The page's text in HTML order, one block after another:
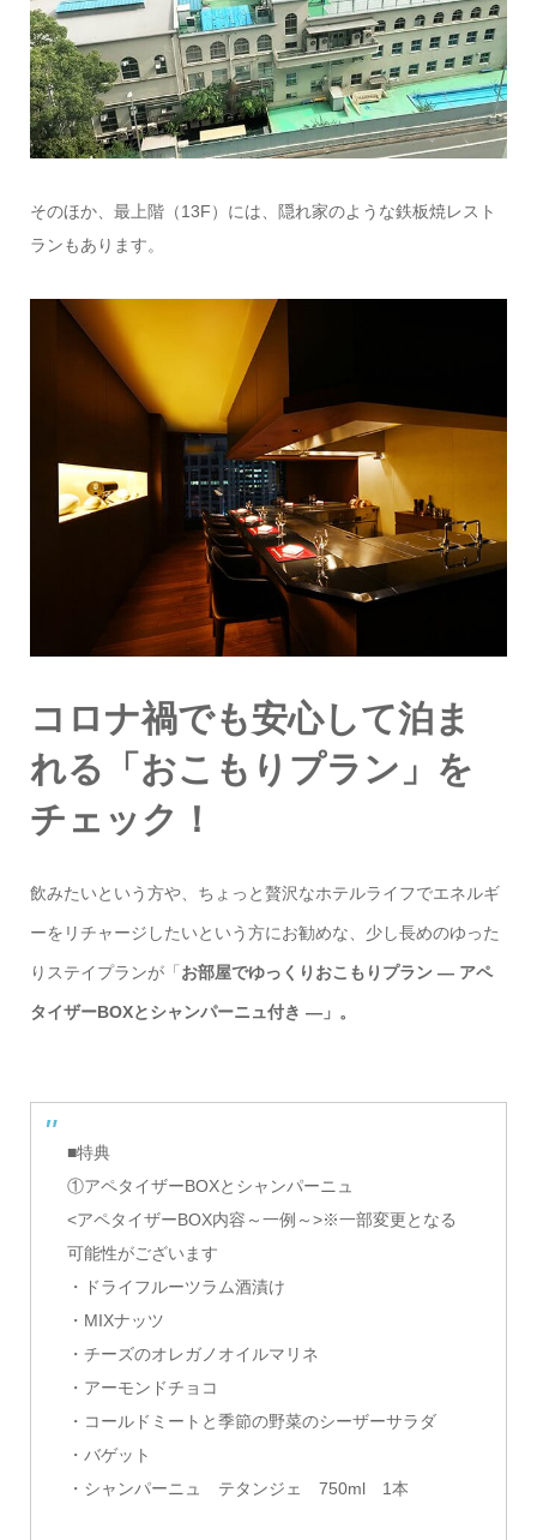
そのほか、最上階（13F）には、隠れ家のような鉄板焼レスト
ランもあります。
コロナ禍でも安心して泊ま
れる「おこもりプラン」を
チェック！
飲みたいという方や、ちょっと贅沢なホテルライフでエネルギ
ーをリチャージしたいという方にお勧めな、少し長めのゆった
りステイプランが「 お部屋でゆっくりおこもりプラン ― アペ
タイザーBOXとシャンパーニュ付き ―」。
■特典
①アペタイザーBOXとシャンパーニュ
<アペタイザーBOX内容～一例～>※一部変更となる
可能性がございます
・ドライフルーツラム酒漬け
・MIXナッツ
・チーズのオレガノオイルマリネ
・アーモンドチョコ
・コールドミートと季節の野菜のシーザーサラダ
・バゲット
・シャンパーニュ テタンジェ 750ml 1本